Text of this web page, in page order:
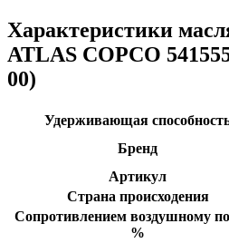
Характеристики
ATLAS COPCO
00)
Удерживающая
Бренд
Артикул
Страна происходения
Сопротивлением воздушному
%